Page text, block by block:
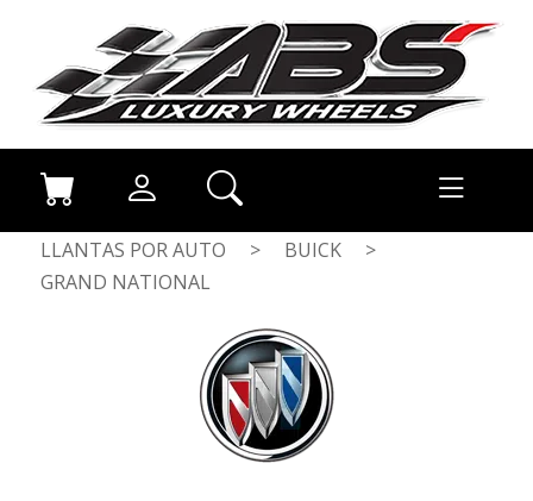
LLANTAS POR AUTO > BUICK
>
GRAND NATIONAL